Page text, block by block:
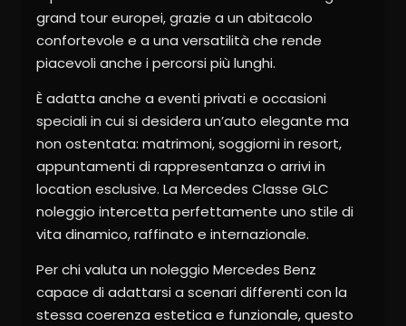
grand tour europei, grazie a un abitacolo
confortevole e a una versatilità che rende
piacevoli anche i percorsi più lunghi.
È adatta anche a eventi privati e occasioni
speciali in cui si desidera un’auto elegante ma
non ostentata: matrimoni, soggiorni in resort,
appuntamenti di rappresentanza o arrivi in
location esclusive. La Mercedes Classe GLC
noleggio intercetta perfettamente uno stile di
vita dinamico, raffinato e internazionale.
Per chi valuta un noleggio Mercedes Benz
capace di adattarsi a scenari differenti con la
stessa coerenza estetica e funzionale, questo